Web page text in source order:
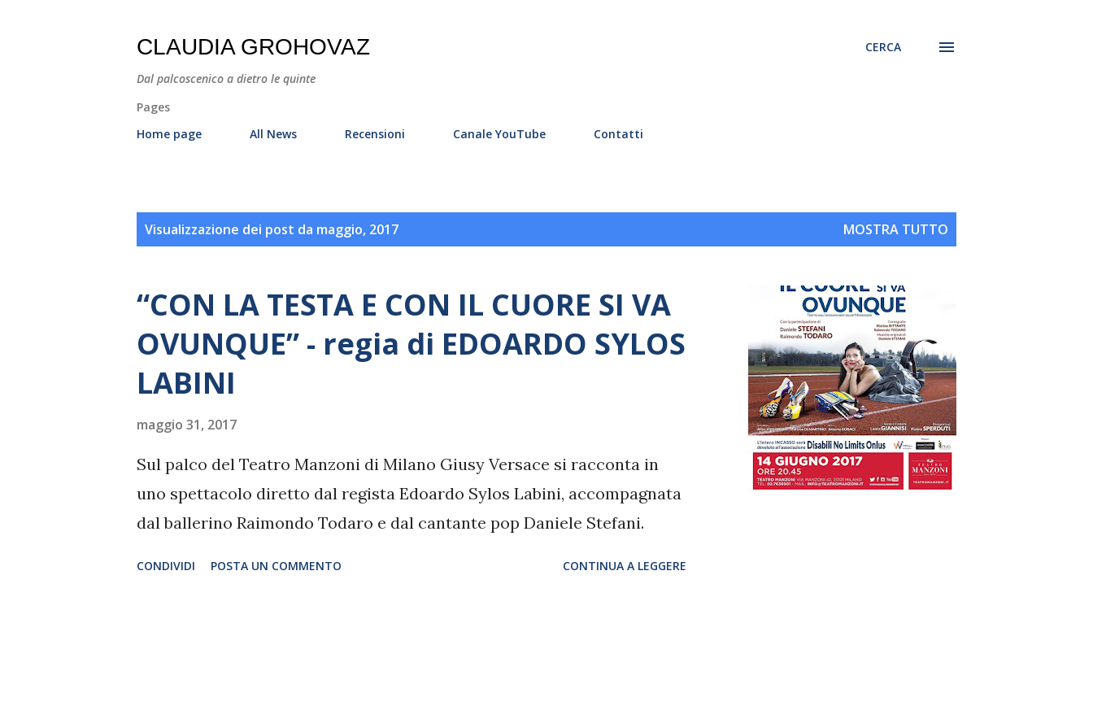
CLAUDIA GROHOVAZ
Dal palcoscenico a dietro le quinte
CERCA
Pages
Home page
All News Recensioni Canale YouTube Contatti
Visualizzazione dei post da maggio, 2017 MOSTRA TUTTO
“CON LA TESTA E CON IL CUORE SI VA
OVUNQUE” - regia di EDOARDO SYLOS
LABINI
maggio 31, 2017
Sul palco del Teatro Manzoni di Milano Giusy Versace si racconta in
uno spettacolo diretto dal regista Edoardo Sylos Labini, accompagnata
dal ballerino Raimondo Todaro e dal cantante pop Daniele Stefani.
CONDIVIDI POSTA UN COMMENTO CONTINUA A LEGGERE